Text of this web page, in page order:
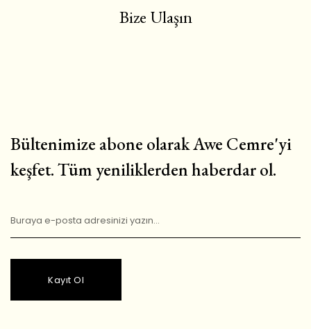
Bize Ulaşın
Bültenimize abone olarak Awe Cemre'yi
keşfet. Tüm yeniliklerden haberdar ol.
Kayıt Ol